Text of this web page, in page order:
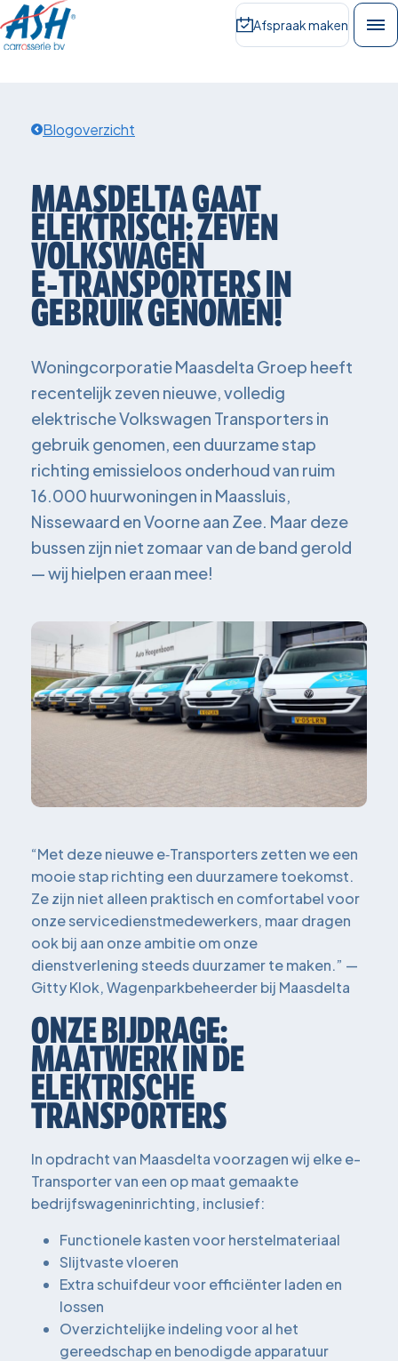
Afspraak maken
Blogoverzicht
MAASDELTAGAAT
ELEKTRISCH:ZEVEN
VOLKSWAGEN
E‑TRANSPORTERSIN
GEBRUIKGENOMEN!
Woningcorporatie Maasdelta Groep heeft
recentelijk zeven nieuwe, volledig
elektrische Volkswagen Transporters in
gebruik genomen, een duurzame stap
richting emissieloos onderhoud van ruim
16.000 huurwoningen in Maassluis,
Nissewaard en Voorne aan Zee. Maar deze
bussen zijn niet zomaar van de band gerold
— wij hielpen eraan mee!
“Met deze nieuwe e‑Transporters zetten we een
mooie stap richting een duurzamere toekomst.
Ze zijn niet alleen praktisch en comfortabel voor
onze servicedienstmedewerkers, maar dragen
ook bij aan onze ambitie om onze
dienstverlening steeds duurzamer te maken.” —
Gitty Klok, Wagenparkbeheerder bij Maasdelta
ONZE BIJDRAGE:
MAATWERK IN DE
ELEKTRISCHE
TRANSPORTERS
In opdracht van Maasdelta voorzagen wij elke e-
Transporter van een op maat gemaakte
bedrijfswageninrichting, inclusief:
Functionele kasten voor herstelmateriaal
Slijtvaste vloeren
Extra schuifdeur voor efficiënter laden en
lossen
Overzichtelijke indeling voor al het
gereedschap en benodigde apparatuur